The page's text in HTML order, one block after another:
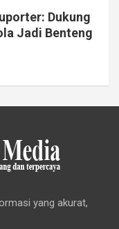
Dukung
Jadi Benteng
yang akurat,